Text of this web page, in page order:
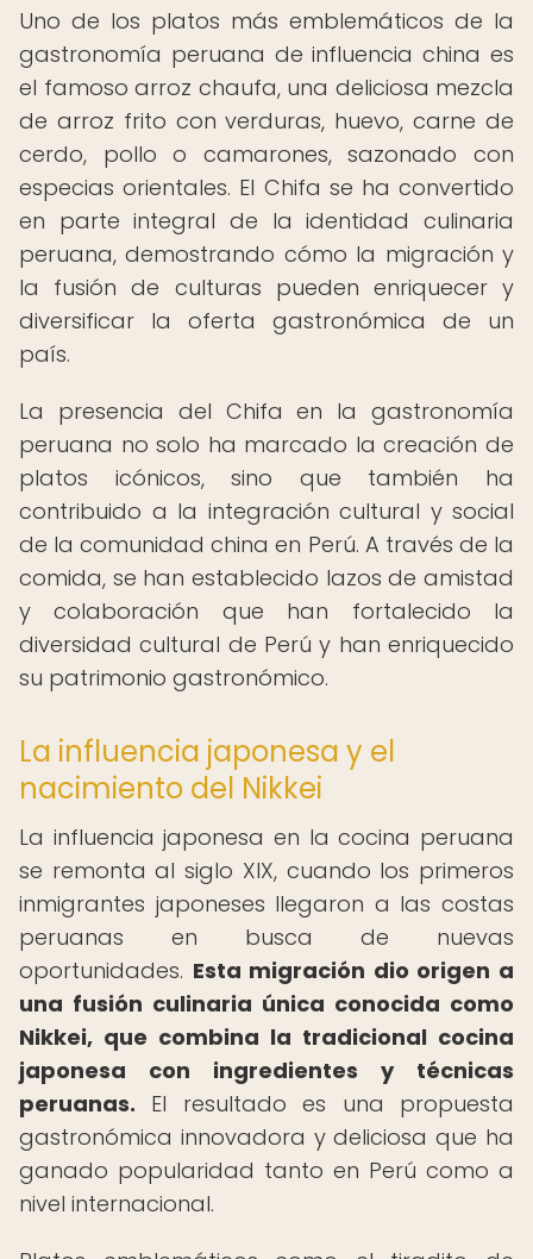
Uno de los platos más emblemáticos de la
gastronomía peruana de influencia china es
el famoso arroz chaufa, una deliciosa mezcla
de arroz frito con verduras, huevo, carne de
cerdo, pollo o camarones, sazonado con
especias orientales. El Chifa se ha convertido
en parte integral de la identidad culinaria
peruana, demostrando cómo la migración y
la fusión de culturas pueden enriquecer y
diversificar la oferta gastronómica de un
país.
La presencia del Chifa en la gastronomía
peruana no solo ha marcado la creación de
platos icónicos, sino que también ha
contribuido a la integración cultural y social
de la comunidad china en Perú. A través de la
comida, se han establecido lazos de amistad
y colaboración que han fortalecido la
diversidad cultural de Perú y han enriquecido
su patrimonio gastronómico.
La influencia japonesa y el
nacimiento del Nikkei
La influencia japonesa en la cocina peruana
se remonta al siglo XIX, cuando los primeros
inmigrantes japoneses llegaron a las costas
peruanas en busca de nuevas
oportunidades. Esta migración dio origen a
una fusión culinaria única conocida como
Nikkei, que combina la tradicional cocina
japonesa con ingredientes y técnicas
peruanas. El resultado es una propuesta
gastronómica innovadora y deliciosa que ha
ganado popularidad tanto en Perú como a
nivel internacional.